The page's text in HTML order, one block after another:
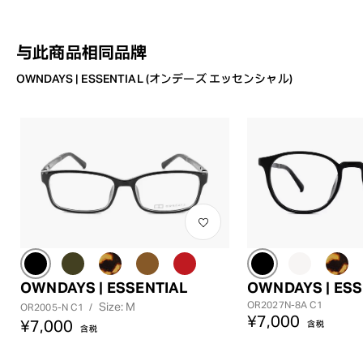
与此商品相同品牌
OWNDAYS | ESSENTIAL (オンデーズ エッセンシャル)
OWNDAYS | ESSENTIAL
OR2005-N C1 / Size: M
¥7,000 含税
OWNDAYS |
OR2027N-8A C1
¥7,000 含税